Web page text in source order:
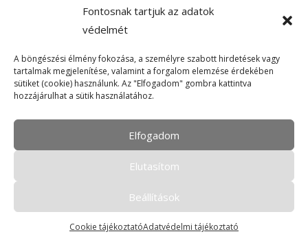
Fontosnak tartjuk az adatok
védelmét
A böngészési élmény fokozása, a személyre szabott hirdetések vagy
tartalmak megjelenítése, valamint a forgalom elemzése érdekében
sütiket (cookie) használunk. Az "Elfogadom" gombra kattintva
hozzájárulhat a sütik használatához.
Elfogadom
Elutasítom
Beállítások
Cookie tájékoztatóAdatvédelmi tájékoztató
Önvédelmi Bolt – Főoldal
Adatvédelmi tájékoztató